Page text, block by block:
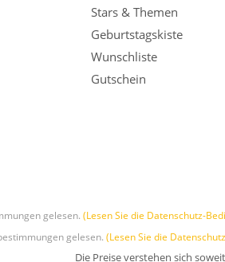
Stars & Themen
Geburtstagskiste
Wunschliste
Gutschein
gelesen. (Lesen Sie die Datenschutz-
gelesen. (Lesen Sie die
Die Preise verstehen sich